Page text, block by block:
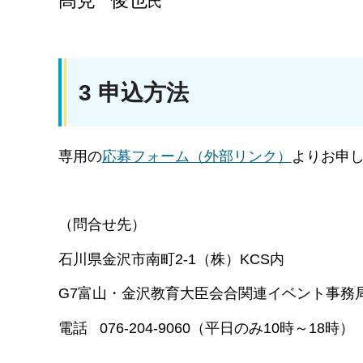
3 申込方法
専用の応募フォーム（外部リンク） よりお申
（問合せ先）
石川県金沢市南町2-1（株）KCS内
G7富山・金沢教育大臣会合関連イベント事務
電話 076-204-9060（平日のみ10時～18時）